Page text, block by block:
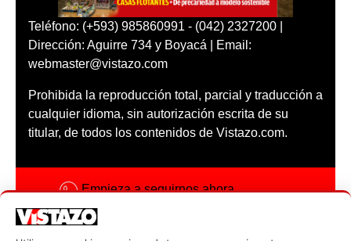
Teléfono: (+593) 985860991 - (042) 2327200 |
Dirección: Aguirre 734 y Boyacá | Email:
webmaster@vistazo.com
Prohibida la reproducción total, parcial y traducción a
cualquier idioma, sin autorización escrita de su
titular, de todos los contenidos de Vistazo.com.
Empieza a seguirnos ahora